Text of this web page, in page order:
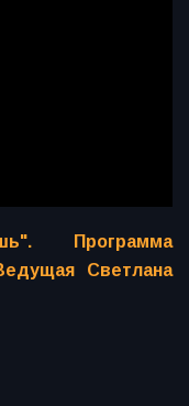
Программа
Светлана